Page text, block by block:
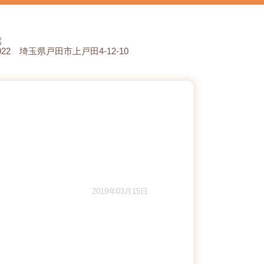
埼玉県戸田市上戸田4-12-10
2019年03月15日